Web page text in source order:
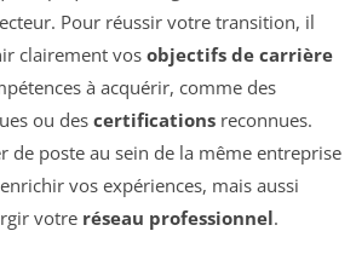
Pour réussir votre transition, il
clairement vos objectifs de carrière
à acquérir, comme des
ou des certifications reconnues.
de poste au sein de la même entreprise
vos expériences, mais aussi
votre réseau professionnel.